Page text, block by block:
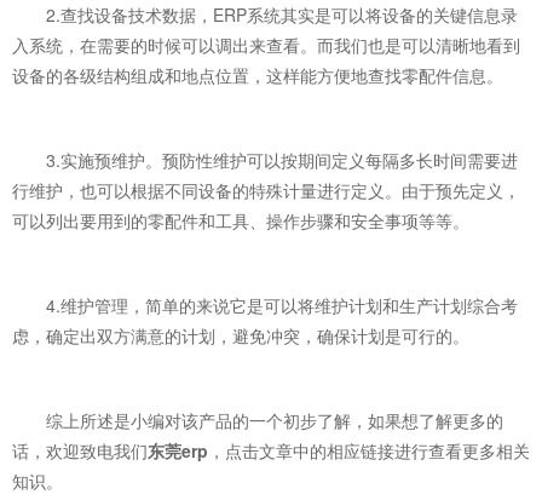
2.查找设备技术数据，ERP系统其实是可以将设备的关键信息录
入系统，在需要的时候可以调出来查看。而我们也是可以清晰地看到
设备的各级结构组成和地点位置，这样能方便地查找零配件信息。
3.实施预维护。预防性维护可以按期间定义每隔多长时间需要进
行维护，也可以根据不同设备的特殊计量进行定义。由于预先定义，
可以列出要用到的零配件和工具、操作步骤和安全事项等等。
4.维护管理，简单的来说它是可以将维护计划和生产计划综合考
虑，确定出双方满意的计划，避免冲突，确保计划是可行的。
综上所述是小编对该产品的一个初步了解，如果想了解更多的
话，欢迎致电我们东莞erp ，点击文章中的相应链接进行查看更多相关
知识。